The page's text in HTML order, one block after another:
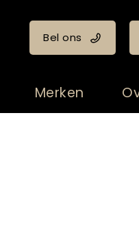
Bel ons
Merken